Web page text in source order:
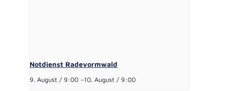
Notdienst Radevormwald
9. August / 9:00 –10. August / 9:00